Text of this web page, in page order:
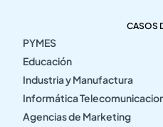
CASOS
PYMES
Educación
Industria y Manufactura
Informática
Agencias de Marketing